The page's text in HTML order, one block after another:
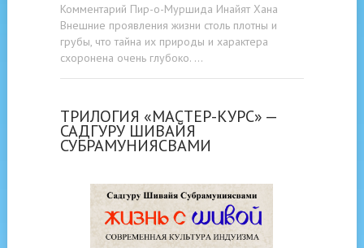
Комментарий Пир-о-Муршида Инайят Хана
Внешние проявления жизни столь плотны и
грубы, что тайна их природы и характера
схоронена очень глубоко. …
ТРИЛОГИЯ «МАСТЕР-КУРС» —
САДГУРУ ШИВАЙЯ
СУБРАМУНИЯСВАМИ